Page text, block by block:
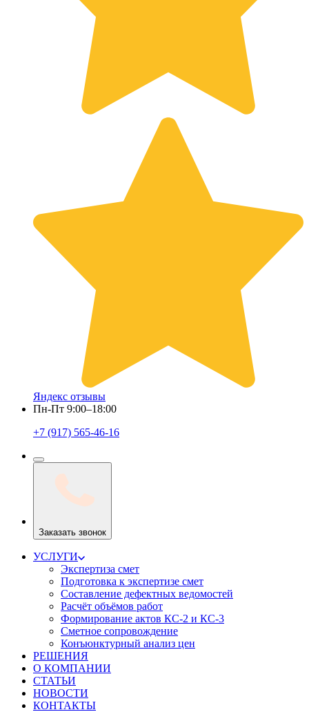
Яндекс отзывы
Пн-Пт 9:00–18:00
+7 (917) 565-46-16
Заказать звонок
УСЛУГИ
Экспертиза смет
Подготовка к экспертизе смет
Составление дефектных ведомостей
Расчёт объёмов работ
Формирование актов КС-2 и КС-3
Сметное сопровождение
Конъюнктурный анализ цен
РЕШЕНИЯ
О КОМПАНИИ
СТАТЬИ
НОВОСТИ
КОНТАКТЫ